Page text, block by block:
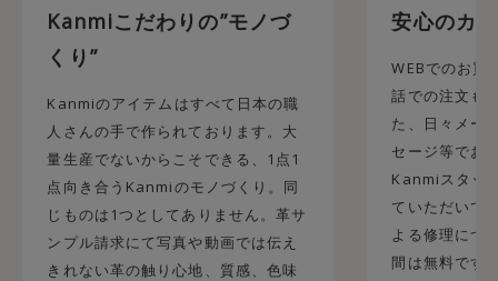
Kanmiこだわりの”モノづ
くり”
Kanmiのアイテムはすべて日本の職
人さんの手で作られております。大
量生産でないからこそできる、1点1
点向き合うKanmiのモノづくり。同
じものは1つとしてありません。革サ
ンプル請求にて写真や動画では伝え
きれない革の触り心地、質感、色味
安心のカ
WEBでのお買
話での注文も
た、日々メー
セージ等でお
Kanmiスタッ
ていただいて
よる修理につ
間は無料です